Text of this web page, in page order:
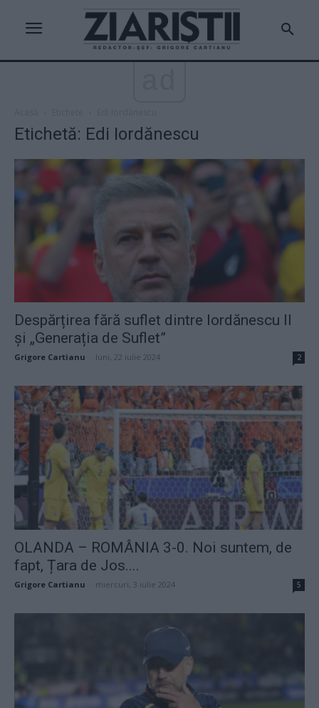
Etichetă: Edi Iordănescu
Despărțirea fără suflet dintre Iordănescu II
și „Generația de Suflet”
Grigore Cartianu luni, 22 iulie 2024 2
OLANDA – ROMÂNIA 3-0. Noi suntem, de
fapt, Țara de Jos....
Grigore Cartianu miercuri, 3 iulie 2024 5